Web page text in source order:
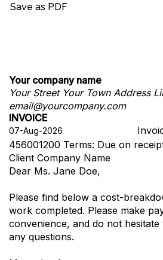
Save as PDF
Your company name
Your Street Your Town Address
email@yourcompany.com
INVOICE
456001200 Terms: Due on
Client Company Name
Dear Ms. Jane Doe,
Please find below a cost-
work completed. Please make
convenience, and do not
any questions.